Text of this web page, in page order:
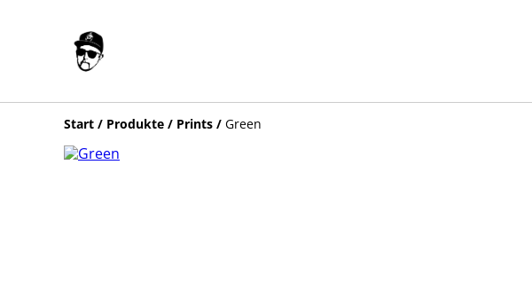
Start / Produkte / Prints / Green